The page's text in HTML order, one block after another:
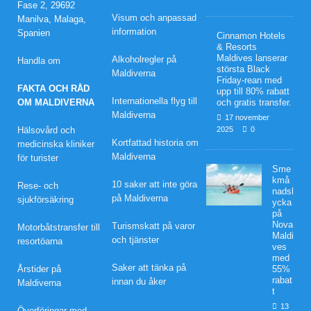
upp
80%
s
sfer.
Fase 2, 29692
Manilva, Malaga,
Spanien
Handla om
FAKTA OCH RÅD
OM MALDIVERNA
Hälsovård och
medicinska kliniker
för turister
Rese- och
sjukförsäkring
Motorbåtstransfer till
resortöarna
Årstider på
Maldiverna
Visum och anpassad
information
Alkoholregler på
Maldiverna
Internationella flyg till
Maldiverna
Kortfattad historia om
Maldiverna
10 saker att inte göra
på Maldiverna
Turismskatt på varor
och tjänster
Saker att tänka på
innan du åker
Cinnamon Hotels
& Resorts
Maldives lanserar
största Black
Friday-rean med
upp till 80% rabatt
och gratis transfer.
17 november
2025
0
Sme
kmå
nadsl
ycka
på
Nova
Maldi
ves
med
55%
rabat
t
13